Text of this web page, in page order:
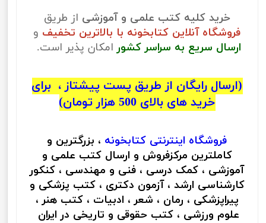
خرید کلیه کتب علمی و آموزشی از طریق
فروشگاه آنلاین کتابخونه با بالاترین تخفیف و
ارسال سریع به سراسر کشور امکان پذیر است.
(ارسال رایگان از طریق پست پیشتاز ، برای
خرید های بالای 500 هزار تومان)
فروشگاه اینترنتی کتابخونه ، بزرگترین و
کاملترین مرکزفروش و ارسال کتب علمی و
آموزشی ، کمک درسی ، فنی و مهندسی ، کنکور
کارشناسی ارشد ، آزمون دکتری ، کتب پزشکی و
پیراپزشکی ، رمان ، شعر ، ادبیات ، کتب هنر ،
علوم ورزشی ، کتب حقوقی و تاریخی در ایران